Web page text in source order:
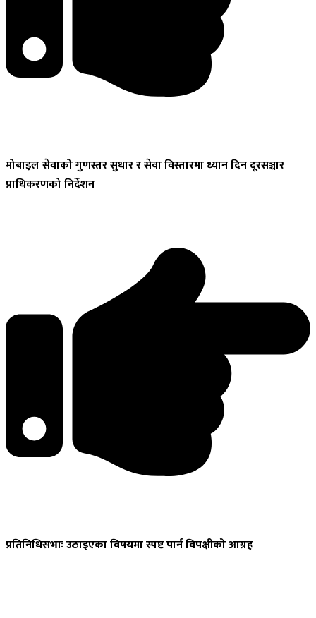
मोबाइलसेवाको गुणस्तर सुधार र सेवा विस्तारमा ध्यान दिन दूरसञ्चार
प्राधिकरणको निर्देशन
प्रतिनिधिसभाःउठाइएका विषयमा स्पष्ट पार्न विपक्षीको आग्रह